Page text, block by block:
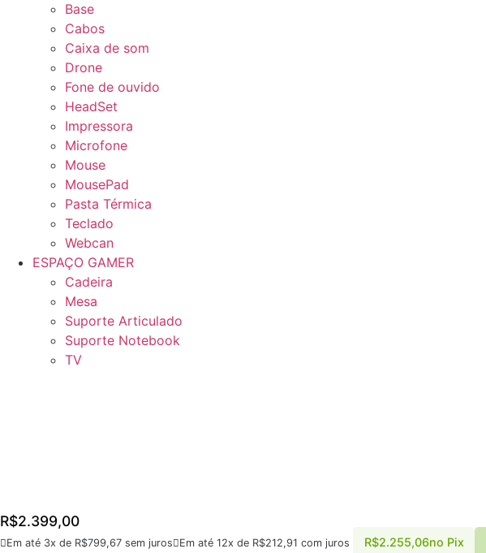
Base
Cabos
Caixa de som
Drone
Fone de ouvido
HeadSet
Impressora
Microfone
Mouse
MousePad
Pasta Térmica
Teclado
Webcan
ESPAÇO GAMER
Cadeira
Mesa
Suporte Articulado
Suporte Notebook
TV
R$2.399,00
Em até 3x de R$799,67 sem juros Em até 12x de R$212,91 com juros R$2.255,06no Pix